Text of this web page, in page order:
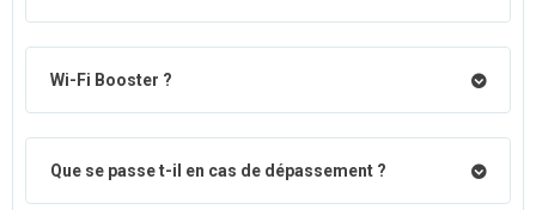
Wi-Fi Booster ?
Que se passe t-il en cas de dépassement ?